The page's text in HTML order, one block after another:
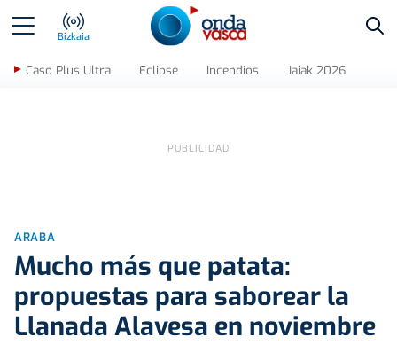
Bizkaia
Caso Plus Ultra Eclipse Incendios Jaiak 2026
ARABA
Mucho más que patata:
propuestas para saborear la
Llanada Alavesa en noviembre